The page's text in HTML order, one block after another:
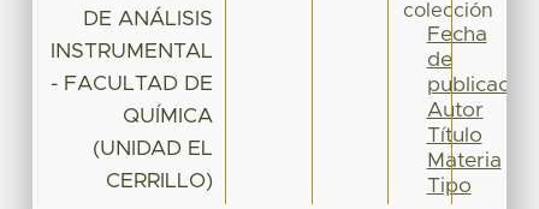
DE ANÁLISIS
INSTRUMENTAL
- FACULTAD DE
QUÍMICA
(UNIDAD EL
CERRILLO)
colección
Fecha
de
publicación
Autor
Título
Materia
Tipo